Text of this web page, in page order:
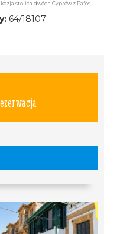
stolica dwóch Cyprów z Pafos
64/18107